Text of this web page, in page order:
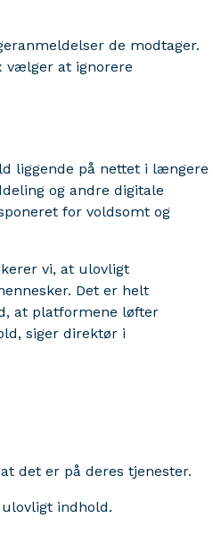
de modtager.
vælger at ignorere
liggende på nettet i længere
og andre digitale
for voldsomt og
vi, at ulovligt
Det er helt
at platformene løfter
siger direktør i
det er på deres tjenester.
indhold.